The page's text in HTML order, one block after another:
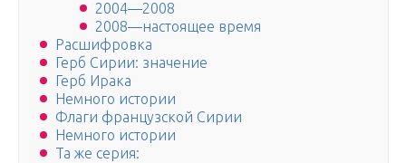
2004—2008
2008—настоящее время
Расшифровка
Герб Сирии: значение
Герб Ирака
Немного истории
Флаги французской Сирии
Немного истории
Та же серия: